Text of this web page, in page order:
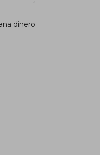
dinero